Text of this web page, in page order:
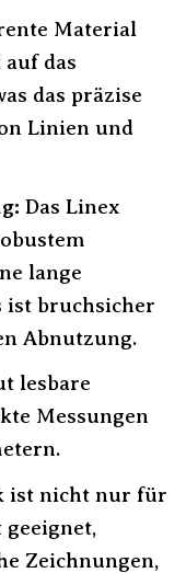
Material
das
das präzise
Linien und
Das Linex
lange
ist bruchsicher
Abnutzung.
lesbare
Messungen
ist nicht nur für
Zeichnungen,